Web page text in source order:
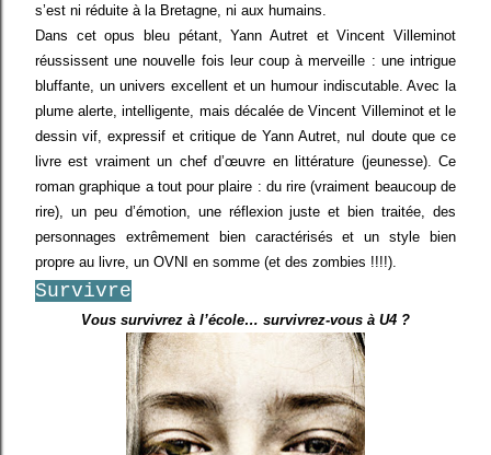
s’est ni réduite à la Bretagne, ni aux humains.
Dans cet opus bleu pétant, Yann Autret et Vincent Villeminot
réussissent une nouvelle fois leur coup à merveille : une intrigue
bluffante, un univers excellent et un humour indiscutable. Avec la
plume alerte, intelligente, mais décalée de Vincent Villeminot et le
dessin vif, expressif et critique de Yann Autret, nul doute que ce
livre est vraiment un chef d’œuvre en littérature (jeunesse). Ce
roman graphique a tout pour plaire : du rire (vraiment beaucoup de
rire), un peu d’émotion, une réflexion juste et bien traitée, des
personnages extrêmement bien caractérisés et un style bien
propre au livre, un OVNI en somme (et des zombies !!!!).
Survivre
Vous survivrez à l’école… survivrez-vous à U4 ?